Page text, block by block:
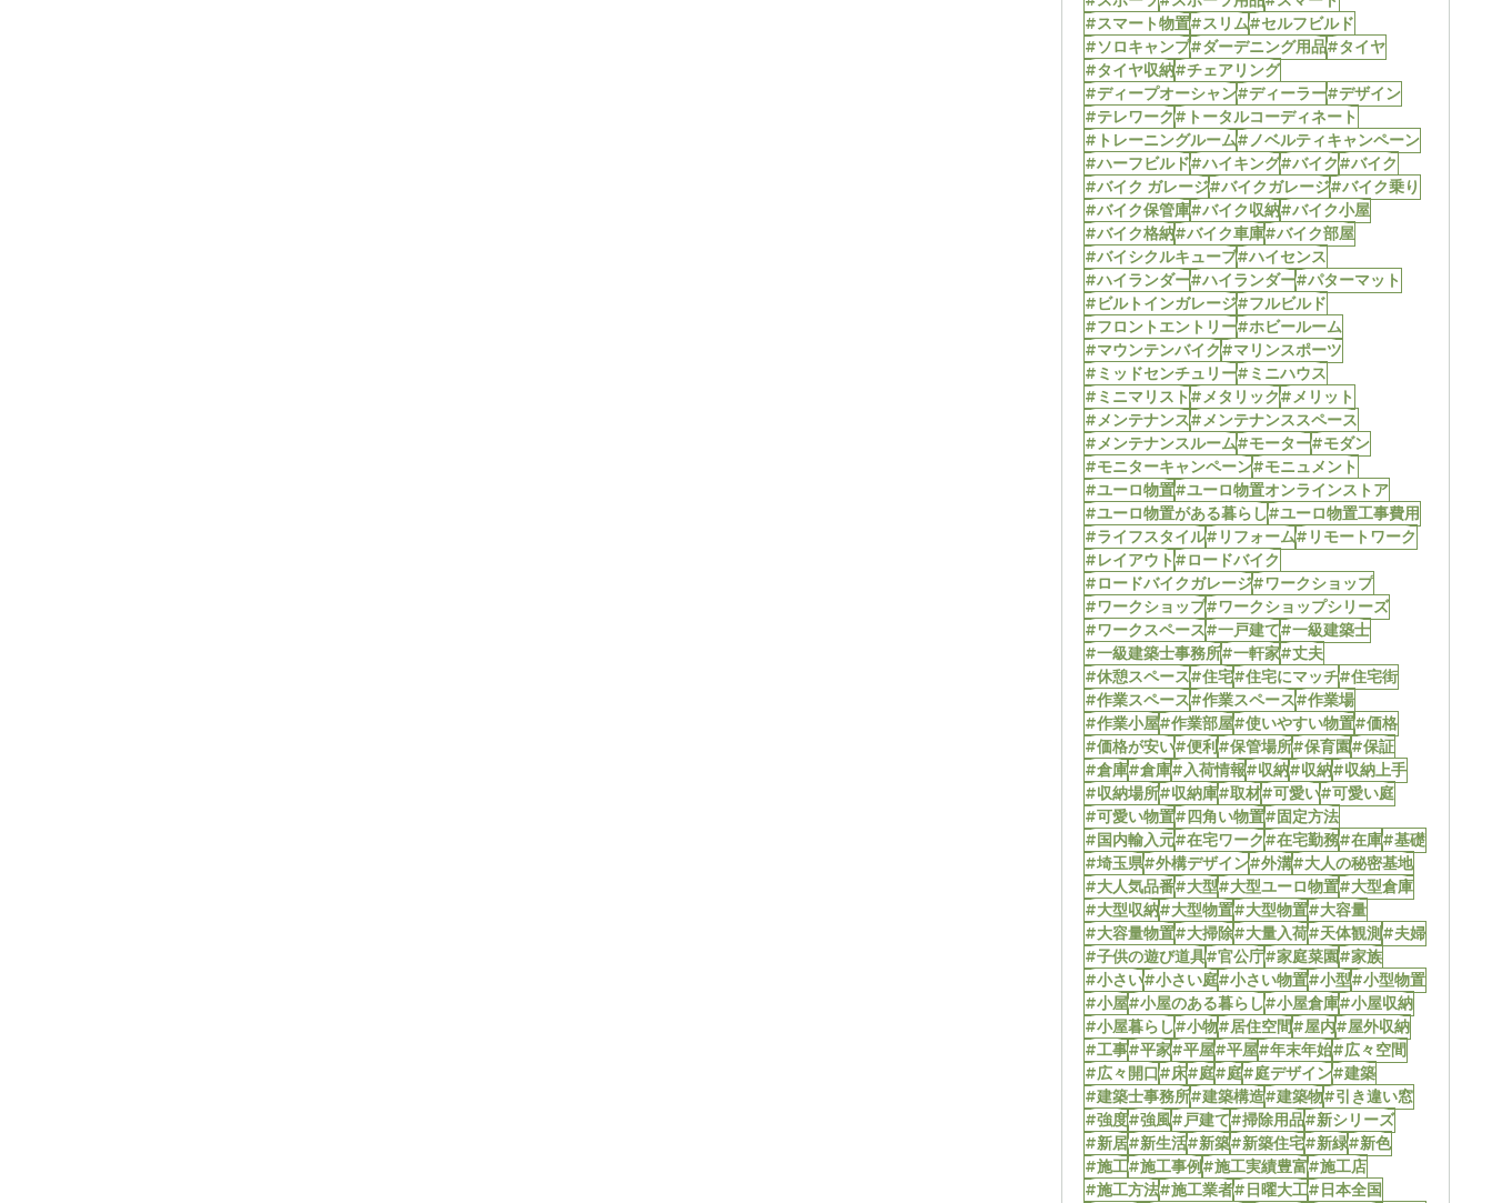
#スマート物置#スリム#セルフビルド
#ソロキャンプ#ダーデニング用品#タイヤ
#タイヤ収納#チェアリング
#ディープオーシャン#ディーラー#デザイン
#テレワーク#トータルコーディネート
#トレーニングルーム#ノベルティキャンペーン
#ハーフビルド#ハイキング#バイク#バイク
#バイク ガレージ#バイクガレージ#バイク乗り
#バイク保管庫#バイク収納#バイク小屋
#バイク格納#バイク車庫#バイク部屋
#バイシクルキューブ#ハイセンス
#ハイランダー#ハイランダー#パターマット
#ビルトインガレージ#フルビルド
#フロントエントリー#ホビールーム
#マウンテンバイク#マリンスポーツ
#ミッドセンチュリー#ミニハウス
#ミニマリスト#メタリック#メリット
#メンテナンス#メンテナンススペース
#メンテナンスルーム#モーター#モダン
#モニターキャンペーン#モニュメント
#ユーロ物置#ユーロ物置オンラインストア
#ユーロ物置がある暮らし#ユーロ物置工事費用
#ライフスタイル#リフォーム#リモートワーク
#レイアウト#ロードバイク
#ロードバイクガレージ#ワークショップ
#ワークショップ#ワークショップシリーズ
#ワークスペース#一戸建て#一級建築士
#一級建築士事務所#一軒家#丈夫
#休憩スペース#住宅#住宅にマッチ#住宅街
#作業スペース#作業スペース#作業場
#作業小屋#作業部屋#使いやすい物置#価格
#価格が安い#便利#保管場所#保育園#保証
#倉庫#倉庫#入荷情報#収納#収納#収納上手
#収納場所#収納庫#取材#可愛い#可愛い庭
#可愛い物置#四角い物置#固定方法
#国内輸入元#在宅ワーク#在宅勤務#在庫#基礎
#埼玉県#外構デザイン#外溝#大人の秘密基地
#大人気品番#大型#大型ユーロ物置#大型倉庫
#大型収納#大型物置#大型物置#大容量
#大容量物置#大掃除#大量入荷#天体観測#夫婦
#子供の遊び道具#官公庁#家庭菜園#家族
#小さい#小さい庭#小さい物置#小型#小型物置
#小屋#小屋のある暮らし#小屋倉庫#小屋収納
#小屋暮らし#小物#居住空間#屋内#屋外収納
#工事#平家#平屋#平屋#年末年始#広々空間
#広々開口#床#庭#庭#庭デザイン#建築
#建築士事務所#建築構造#建築物#引き違い窓
#強度#強風#戸建て#掃除用品#新シリーズ
#新居#新生活#新築#新築住宅#新緑#新色
#施工#施工事例#施工実績豊富#施工店
#施工方法#施工業者#日曜大工#日本全国